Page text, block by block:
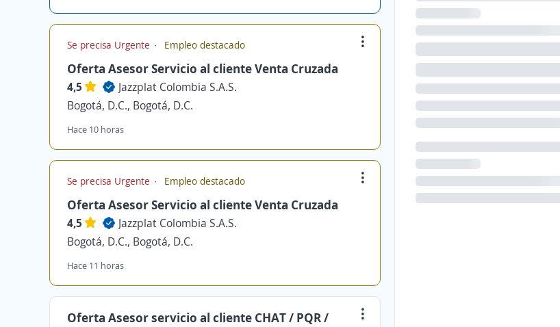
Se precisa Urgente Empleo destacado
Oferta Asesor Servicio al cliente Venta Cruzada
4,5
Jazzplat Colombia S.A.S.
Bogotá, D.C., Bogotá, D.C.
Hace 10 horas
Se precisa Urgente Empleo destacado
Oferta Asesor Servicio al cliente Venta Cruzada
4,5
Jazzplat Colombia S.A.S.
Bogotá, D.C., Bogotá, D.C.
Hace 11 horas
Oferta Asesor servicio al cliente CHAT / PQR /